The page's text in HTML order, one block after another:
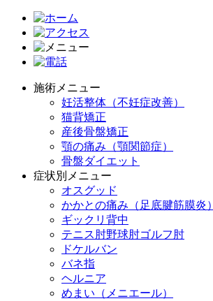
施術メニュー
妊活整体（不妊症改善）
猫背矯正
産後骨盤矯正
顎の痛み（顎関節症）
骨盤ダイエット
症状別メニュー
オスグッド
かかとの痛み（足底腱筋膜炎）
ギックリ背中
テニス肘野球肘ゴルフ肘
ドケルバン
バネ指
ヘルニア
めまい（メニエール）